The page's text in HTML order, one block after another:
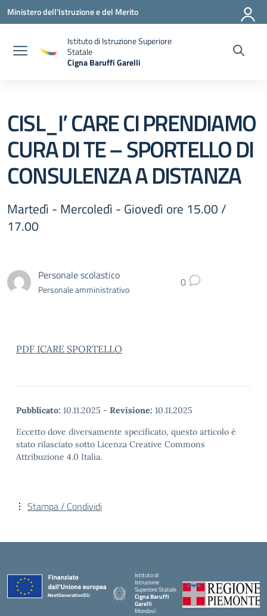
Vai ai contenuti
Vai al menu di navigazione
Vai al footer
Ministero dell'Istruzione e del Merito
Istituto di Istruzione Superiore
Statale
Cigna Baruffi Garelli
CISL_I’ CARE CI PRENDIAMO
CURA DI TE – SPORTELLO DI
CONSULENZA A DISTANZA
Martedì - Mercoledì - Giovedì ore 15.00 /
17.00
Personale scolastico
Personale amministrativo 0
PDF ICARE SPORTELLO
Pubblicato: 10.11.2025 - Revisione: 10.11.2025
Eccetto dove diversamente specificato, questo articolo è
stato rilasciato sotto Licenza Creative Commons
Attribuzione 4.0 Italia.
Stampa / Condividi
Istituto di
Istruzione
Superiore Statale
Cigna Baruffi
Garelli
Mondovì